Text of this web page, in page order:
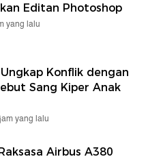
Editan Photoshop
yang lalu
Konflik dengan
Sang Kiper Anak
yang lalu
Airbus A380